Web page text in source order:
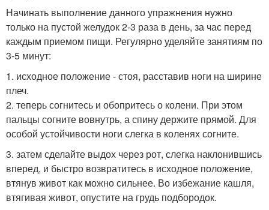
Начинать выполнение данного упражнения нужно
только на пустой желудок 2-3 раза в день, за час перед
каждым приемом пищи. Регулярно уделяйте занятиям по
3-5 минут:
1. исходное положение - стоя, расставив ноги на ширине
плеч.
2. теперь согнитесь и обопритесь о колени. При этом
пальцы согните вовнутрь, а спину держите прямой. Для
особой устойчивости ноги слегка в коленях согните.
3. затем сделайте выдох через рот, слегка наклонившись
вперед, и быстро возвратитесь в исходное положение,
втянув живот как можно сильнее. Во избежание кашля,
втягивая живот, опустите на грудь подбородок.